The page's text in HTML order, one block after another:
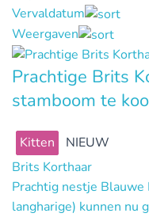
Vervaldatum
Weergaven
Prachtige Brits
stamboom te
Kitten
NIEUW
Brits Korthaar
Prachtig nestje
langharige) kunnen nu